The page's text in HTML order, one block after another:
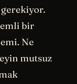
bir
Ne
mutsuz